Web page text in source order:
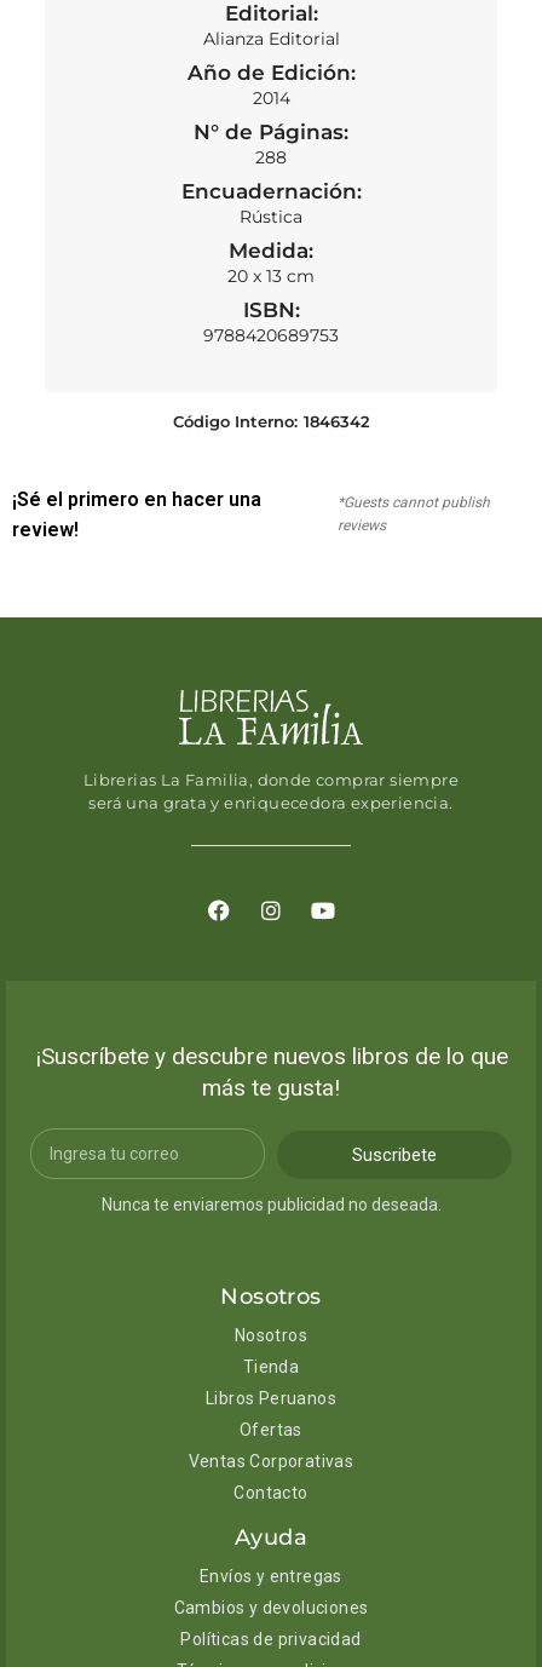
Editorial:
Alianza Editorial
Año de Edición:
2014
N° de Páginas:
288
Encuadernación:
Rústica
Medida:
20 x 13 cm
ISBN:
9788420689753
Código Interno: 1846342
¡Sé el primero en hacer una
review!
*Guests cannot publish
reviews
Librerias La Familia, donde comprar siempre
será una grata y enriquecedora experiencia.
¡Suscríbete y descubre nuevos libros de lo que
más te gusta!
Suscribete
Nunca te enviaremos publicidad no deseada.
Nosotros
Nosotros
Tienda
Libros Peruanos
Ofertas
Ventas Corporativas
Contacto
Ayuda
Envíos y entregas
Cambios y devoluciones
Políticas de privacidad